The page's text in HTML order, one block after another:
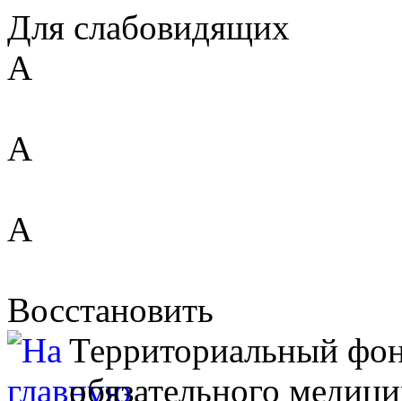
Для слабовидящих
A
A
A
Восстановить
Территориальный
обязательного